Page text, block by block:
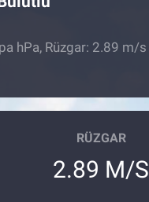
hPa, Rüzgar: 2.89 m/s
RÜZGAR
2.89 M/S